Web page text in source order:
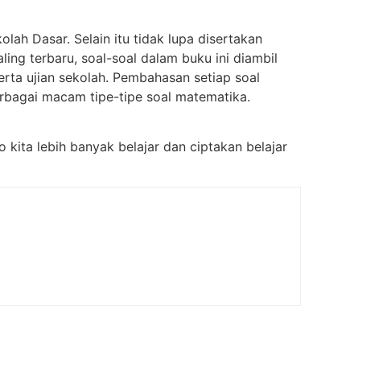
Dasar. Selain itu tidak lupa disertakan
terbaru, soal-soal dalam buku ini diambil
ujian sekolah. Pembahasan setiap soal
macam tipe-tipe soal matematika.
kita lebih banyak belajar dan ciptakan belajar